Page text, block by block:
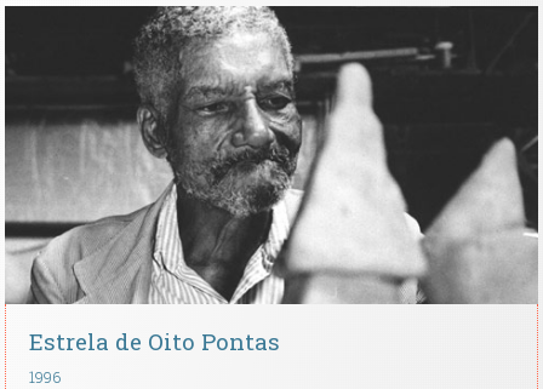
Quiénes Somos
Manifiesto
Contacto
Estrela de Oito Pontas
1996